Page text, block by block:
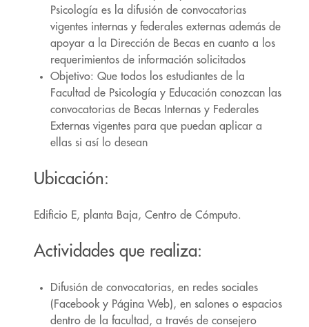
Psicología es la difusión de convocatorias
vigentes internas y federales externas además de
apoyar a la Dirección de Becas en cuanto a los
requerimientos de información solicitados
Objetivo: Que todos los estudiantes de la
Facultad de Psicología y Educación conozcan las
convocatorias de Becas Internas y Federales
Externas vigentes para que puedan aplicar a
ellas si así lo desean
Ubicación:
Edificio E, planta Baja, Centro de Cómputo.
Actividades que realiza:
Difusión de convocatorias, en redes sociales
(Facebook y Página Web), en salones o espacios
dentro de la facultad, a través de consejero